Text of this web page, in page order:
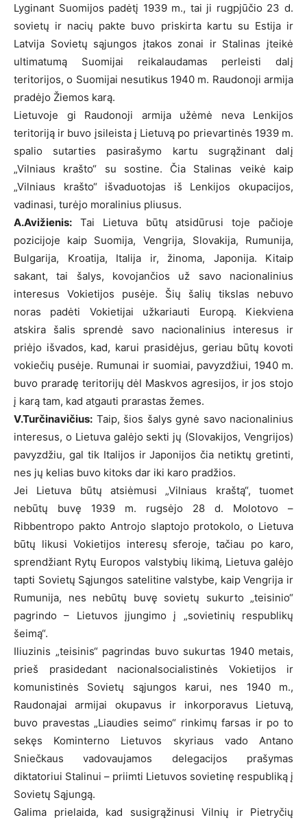
Lyginant Suomijos padėtį 1939 m., tai ji rugpjūčio 23 d.
sovietų ir nacių pakte buvo priskirta kartu su Estija ir
Latvija Sovietų sąjungos įtakos zonai ir Stalinas įteikė
ultimatumą Suomijai reikalaudamas perleisti dalį
teritorijos, o Suomijai nesutikus 1940 m. Raudonoji armija
pradėjo Žiemos karą.
Lietuvoje gi Raudonoji armija užėmė neva Lenkijos
teritoriją ir buvo įsileista į Lietuvą po prievartinės 1939 m.
spalio sutarties pasirašymo kartu sugrąžinant dalį
„Vilniaus krašto“ su sostine. Čia Stalinas veikė kaip
„Vilniaus krašto“ išvaduotojas iš Lenkijos okupacijos,
vadinasi, turėjo moralinius pliusus.
A.Avižienis: Tai Lietuva būtų atsidūrusi toje pačioje
pozicijoje kaip Suomija, Vengrija, Slovakija, Rumunija,
Bulgarija, Kroatija, Italija ir, žinoma, Japonija. Kitaip
sakant, tai šalys, kovojančios už savo nacionalinius
interesus Vokietijos pusėje. Šių šalių tikslas nebuvo
noras padėti Vokietijai užkariauti Europą. Kiekviena
atskira šalis sprendė savo nacionalinius interesus ir
priėjo išvados, kad, karui prasidėjus, geriau būtų kovoti
vokiečių pusėje. Rumunai ir suomiai, pavyzdžiui, 1940 m.
buvo praradę teritorijų dėl Maskvos agresijos, ir jos stojo
į karą tam, kad atgauti prarastas žemes.
V.Turčinavičius: Taip, šios šalys gynė savo nacionalinius
interesus, o Lietuva galėjo sekti jų (Slovakijos, Vengrijos)
pavyzdžiu, gal tik Italijos ir Japonijos čia netiktų gretinti,
nes jų kelias buvo kitoks dar iki karo pradžios.
Jei Lietuva būtų atsiėmusi „Vilniaus kraštą“, tuomet
nebūtų buvę 1939 m. rugsėjo 28 d. Molotovo –
Ribbentropo pakto Antrojo slaptojo protokolo, o Lietuva
būtų likusi Vokietijos interesų sferoje, tačiau po karo,
sprendžiant Rytų Europos valstybių likimą, Lietuva galėjo
tapti Sovietų Sąjungos satelitine valstybe, kaip Vengrija ir
Rumunija, nes nebūtų buvę sovietų sukurto „teisinio“
pagrindo – Lietuvos įjungimo į „sovietinių respublikų
šeimą“.
Iliuzinis „teisinis“ pagrindas buvo sukurtas 1940 metais,
prieš prasidedant nacionalsocialistinės Vokietijos ir
komunistinės Sovietų sąjungos karui, nes 1940 m.,
Raudonajai armijai okupavus ir inkorporavus Lietuvą,
buvo pravestas „Liaudies seimo“ rinkimų farsas ir po to
sekęs Kominterno Lietuvos skyriaus vado Antano
Sniečkaus vadovaujamos delegacijos prašymas
diktatoriui Stalinui – priimti Lietuvos sovietinę respubliką į
Sovietų Sąjungą.
Galima prielaida, kad susigrąžinusi Vilnių ir Pietryčių